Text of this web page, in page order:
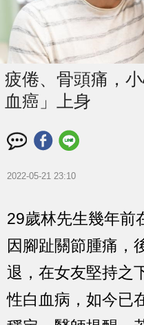
疲倦、骨頭痛，
血癌」上身
2022-05-21 23:10
29歲林先生幾年前
因腳趾關節腫痛，
退，在女友堅持之
性白血病，如今已